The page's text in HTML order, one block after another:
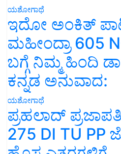
ಯಶೋಗಾಥೆ
ಇದೋ ಅಂಕಿತ್
ಮಹೀಂದ್ರಾ 605
ಬಗ್ಗೆ ನಿಮ್ಮ ಹಿಂದಿ
ಕನ್ನಡ ಅನುವಾದ:
ಯಶೋಗಾಥೆ
ಪ್ರಹಲಾದ್
275 DI TU PP